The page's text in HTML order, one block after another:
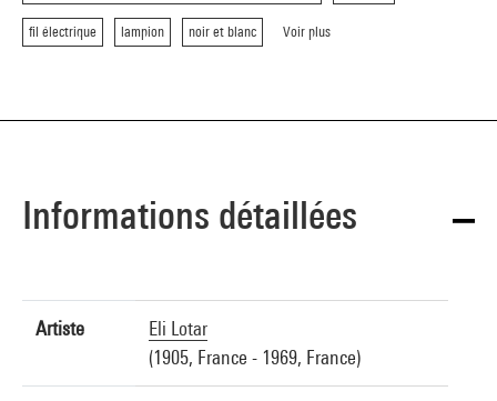
fil électrique lampion noir et blanc Voir plus
Informations détaillées
Artiste
Eli Lotar
(1905, France - 1969, France)